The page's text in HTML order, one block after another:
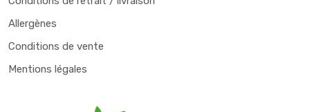
Allergènes
Conditions de vente
Mentions légales